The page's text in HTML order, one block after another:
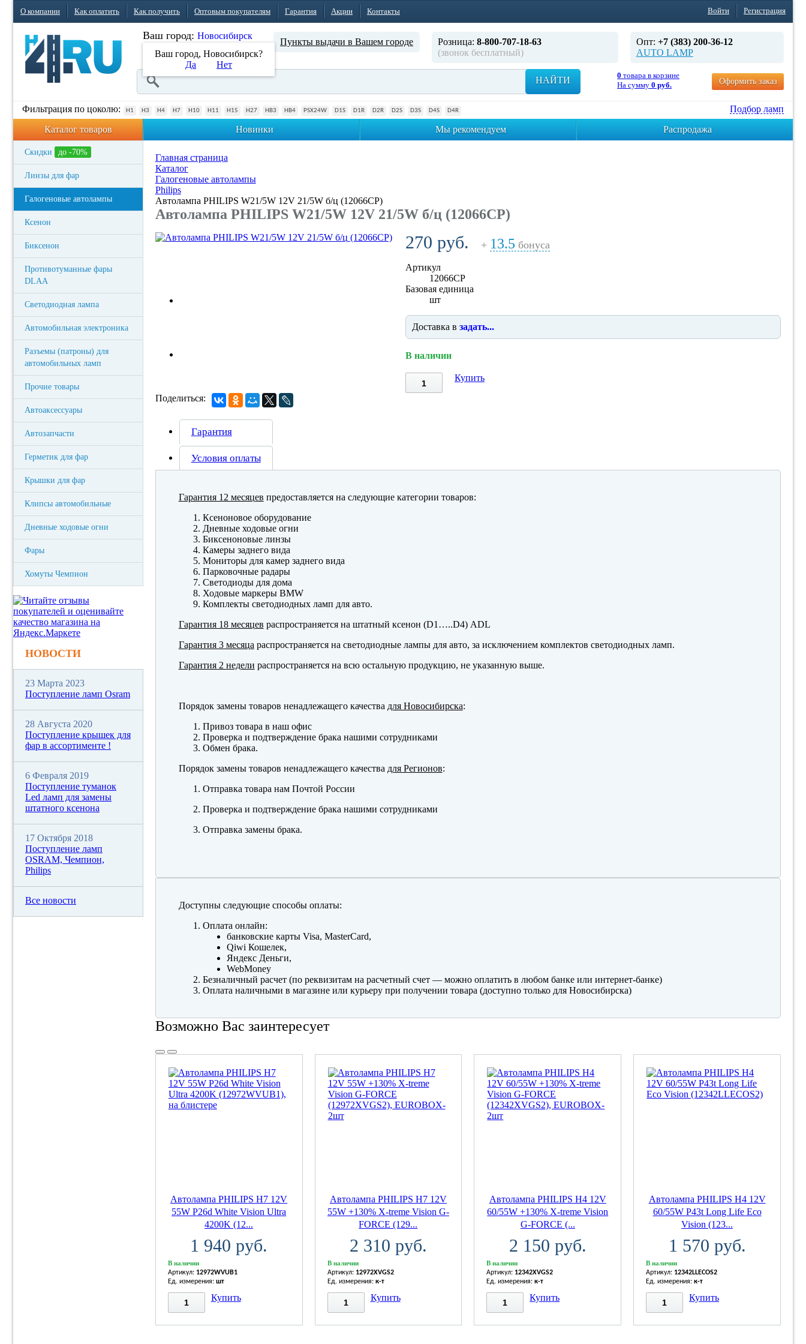
О компании Как оплатить Как получить Оптовым покупателям Гарантия Акции Контакты Войти Регистрация
Ваш город: Новосибирск
Ваш город, Новосибирск?
Да
Нет
Пункты выдачи в Вашем городе Розница: 8-800-707-18-63
(звонок бесплатный)
Опт: +7 (383) 200-36-12
AUTO LAMP
НАЙТИ 0 товара в корзине
На сумму 0 руб. Оформить заказ
Фильтрация по цоколю: H1 H3 H4 H7 H10 H11 H15 H27 HB3 HB4 PSX24W D1S D1R D2R D2S D3S D4S D4R
Подбор ламп
Каталог товаров
Новинки Мы рекомендуем Распродажа
Скидки до -70%
Линзы для фар
Галогеновые автолампы
Ксенон
Биксенон
Противотуманные фары
DLAA
Светодиодная лампа
Автомобильная электроника
Разъемы (патроны) для
автомобильных ламп
Прочие товары
Автоаксессуары
Автозапчасти
Герметик для фар
Крышки для фар
Клипсы автомобильные
Дневные ходовые огни
Фары
Хомуты Чемпион
Главная страница
Каталог
Галогеновые автолампы
Philips
Автолампа PHILIPS W21/5W 12V 21/5W б/ц (12066CP)
Автолампа PHILIPS W21/5W 12V 21/5W б/ц (12066CP)
270 руб. + 13.5 бонуса
Артикул
12066CP
Базовая единица
шт
Доставка в задать...
В наличии
Купить
Поделиться:
Гарантия
Условия оплаты
Гарантия 12 месяцев предоставляется на следующие категории товаров:
Ксеноновое оборудование
Дневные ходовые огни
Биксеноновые линзы
Камеры заднего вида
Мониторы для камер заднего вида
Парковочные радары
Светодиоды для дома
Ходовые маркеры BMW
Комплекты светодиодных ламп для авто.
Гарантия 18 месяцев распространяется на штатный ксенон (D1…..D4) ADL
Гарантия 3 месяца распространяется на светодиодные лампы для авто, за исключением комплектов светодиодных ламп.
Гарантия 2 недели распространяется на всю остальную продукцию, не указанную выше.
Порядок замены товаров ненадлежащего качества для Новосибирска:
Привоз товара в наш офис
Проверка и подтверждение брака нашими сотрудниками
Обмен брака.
Порядок замены товаров ненадлежащего качества для Регионов:
Отправка товара нам Почтой России
Проверка и подтверждение брака нашими сотрудниками
Отправка замены брака.
Доступны следующие способы оплаты:
Оплата онлайн:
банковские карты Visa, MasterCard,
Qiwi Кошелек,
Яндекс Деньги,
WebMoney
Безналичный расчет (по реквизитам на расчетный счет — можно оплатить в любом банке или интернет-банке)
Оплата наличными в магазине или курьеру при получении товара (доступно только для Новосибирска)
Возможно Вас заинтересует
Автолампа PHILIPS H7 12V
55W P26d White Vision Ultra
4200K (12...
1 940 руб.
В наличии
Артикул: 12972WVUB1
Ед. измерения: шт
Купить
Автолампа PHILIPS H7 12V
55W +130% X-treme Vision G-
FORCE (129...
2 310 руб.
В наличии
Артикул: 12972XVGS2
Ед. измерения: к-т
Купить
Автолампа PHILIPS H4 12V
60/55W +130% X-treme Vision
G-FORCE (...
2 150 руб.
В наличии
Артикул: 12342XVGS2
Ед. измерения:к-т
Купить
Автолампа PHILIPS H4 12V
60/55W P43t Long Life Eco
Vision (123...
1 570 руб.
В наличии
Артикул: 12342LLECOS2
Ед. измерения:к-т
Купить
НОВОСТИ
23 Марта 2023
Поступление ламп Osram
28 Августа 2020
Поступление крышек для
фар в ассортименте !
6 Февраля 2019
Поступление туманок
Led ламп для замены
штатного ксенона
17 Октября 2018
Поступление ламп
OSRAM, Чемпион,
Philips
Все новости